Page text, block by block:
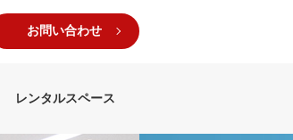
お問い合わせ
レンタルスペース